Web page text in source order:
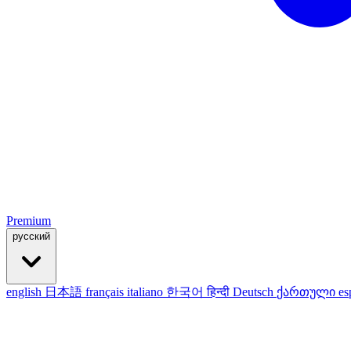
Premium
русский
english 日本語 français italiano 한국어हिन्दी Deutsch ქართული